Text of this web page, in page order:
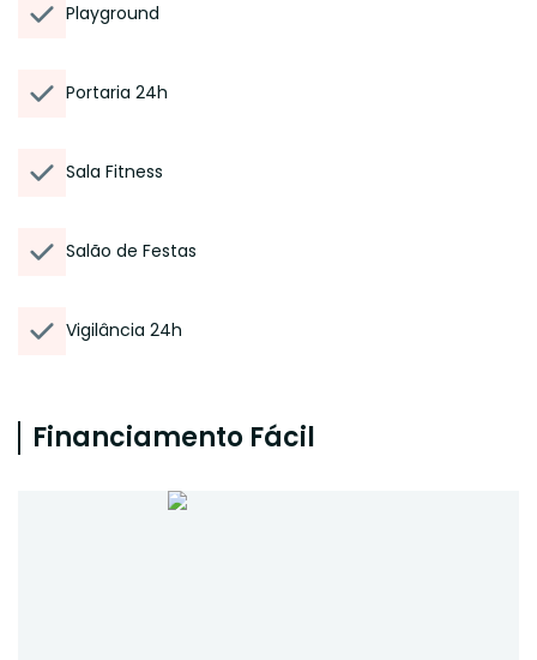
Playground
Portaria 24h
Sala Fitness
Salão de Festas
Vigilância 24h
Financiamento Fácil